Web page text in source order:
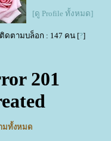
[ดู Profile ทั้งหมด]
ดตามบล็อก : 147 คน [?]
มทั้งหมด